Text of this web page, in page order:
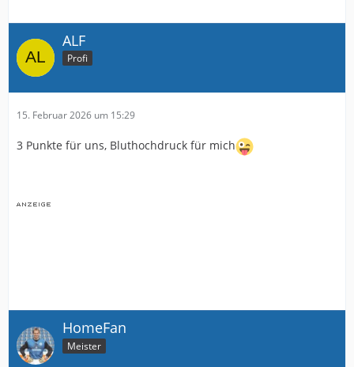
ALF
Profi
15. Februar 2026 um 15:29
3 Punkte für uns, Bluthochdruck für mich
HomeFan
Meister